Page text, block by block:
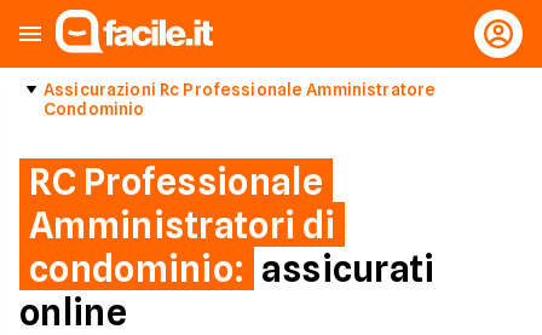
Assicurazioni Rc Professionale Amministratore
Condominio
RC Professionale
Amministratori di
condominio: assicurati
online